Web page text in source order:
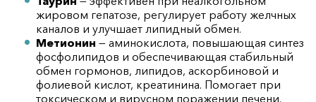
жировом гепатозе, регулирует работу желчных
каналов и улучшает липидный обмен.
Метионин — аминокислота, повышающая синтез
фосфолипидов и обеспечивающая стабильный
обмен гормонов, липидов, аскорбиновой и
фолиевой кислот, креатинина. Помогает при
токсическом и вирусном поражении печени.